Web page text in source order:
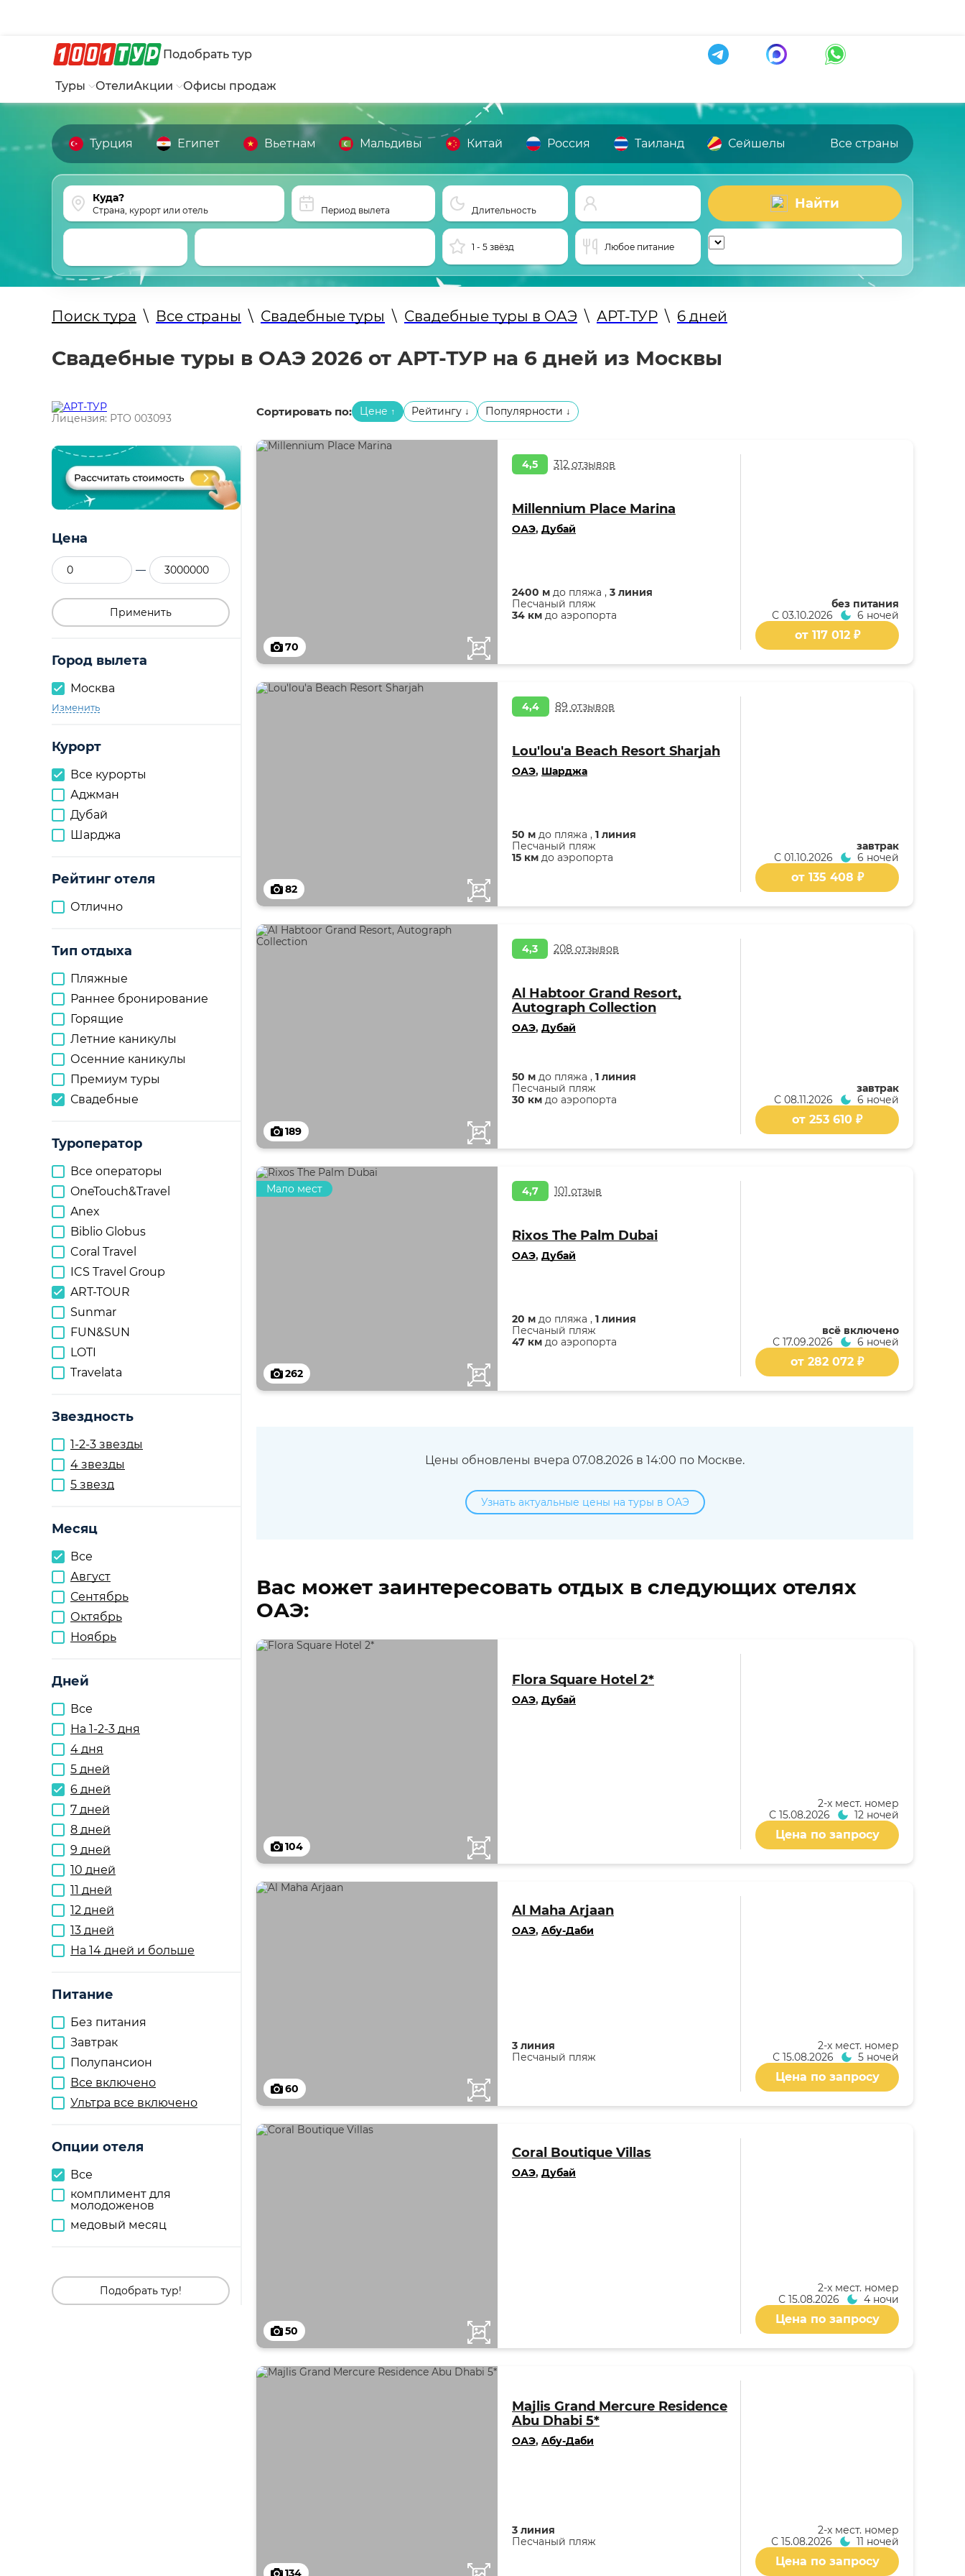
Подобрать тур
Туры ОтелиАкции Офисы продаж
Турция Египет Вьетнам Мальдивы Китай Россия Таиланд Сейшелы Все страны
Страна, курорт или отель Период вылета Длительность Найти
1 - 5 звёзд Любое питание
Поиск тура \ Все страны \ Свадебные туры \ Свадебные туры в ОАЭ \ АРТ-ТУР \ 6 дней
Свадебные туры в ОАЭ 2026 от АРТ-ТУР на 6 дней из Москвы
Лицензия: РТО 003093
Цена
—
Применить
Город вылета
Москва
Изменить
Курорт
Все курорты
Аджман
Дубай
Шарджа
Рейтинг отеля
Отлично
Тип отдыха
Пляжные
Раннее бронирование
Горящие
Летние каникулы
Осенние каникулы
Премиум туры
Свадебные
Туроператор
Все операторы
OneTouch&Travel
Anex
Biblio Globus
Coral Travel
ICS Travel Group
ART-TOUR
Sunmar
FUN&SUN
LOTI
Travelata
Звездность
1-2-3 звезды
4 звезды
5 звезд
Месяц
Все
Август
Сентябрь
Октябрь
Ноябрь
Дней
Все
На 1-2-3 дня
4 дня
5 дней
6 дней
7 дней
8 дней
9 дней
10 дней
11 дней
12 дней
13 дней
На 14 дней и больше
Питание
Без питания
Завтрак
Полупансион
Все включено
Ультра все включено
Опции отеля
Все
комплимент для
молодоженов
медовый месяц
Подобрать тур!
Сортировать по: Цене ↑ Рейтингу ↓ Популярности ↓
70
4,5 312 отзывов
Millennium Place Marina
ОАЭ, Дубай
2400 м до пляжа , 3 линия
Песчаный пляж
34 км до аэропорта
без питания
С 03.10.2026 6 ночей
от 117 012 ₽
82
4,4 89 отзывов
Lou'lou'a Beach Resort Sharjah
ОАЭ, Шарджа
50 м до пляжа , 1 линия
Песчаный пляж
15 км до аэропорта
завтрак
С 01.10.2026 6 ночей
от 135 408 ₽
189
4,3 208 отзывов
Al Habtoor Grand Resort,
Autograph Collection
ОАЭ, Дубай
50 м до пляжа , 1 линия
Песчаный пляж
30 км до аэропорта
завтрак
С 08.11.2026 6 ночей
от 253 610 ₽
262
Мало мест 4,7 101 отзыв
Rixos The Palm Dubai
ОАЭ, Дубай
20 м до пляжа , 1 линия
Песчаный пляж
47 км до аэропорта
всё включено
С 17.09.2026 6 ночей
от 282 072 ₽
Цены обновлены вчера 07.08.2026 в 14:00 по Москве.
Узнать актуальные цены на туры в ОАЭ
Вас может заинтересовать отдых в следующих отелях
ОАЭ:
104
Flora Square Hotel 2*
ОАЭ, Дубай
2-x мест. номер
С 15.08.2026 12 ночей
Цена по запросу
60
Al Maha Arjaan
ОАЭ, Абу-Даби
3 линия
Песчаный пляж
2-x мест. номер
С 15.08.2026 5 ночей
Цена по запросу
50
Coral Boutique Villas
ОАЭ, Дубай
2-x мест. номер
С 15.08.2026 4 ночи
Цена по запросу
134
Majlis Grand Mercure Residence
Abu Dhabi 5*
ОАЭ, Абу-Даби
3 линия
Песчаный пляж
2-x мест. номер
С 15.08.2026 11 ночей
Цена по запросу